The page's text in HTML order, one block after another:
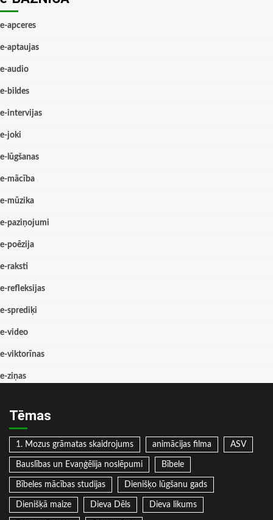
e-apceres
e-aptaujas
e-audio
e-bildes
e-intervijas
e-joki
e-lūgšanas
e-mācība
e-mūzika
e-paziņojumi
e-poēzija
e-raksti
e-refleksijas
e-sprediķi
e-video
e-viktorīnas
e-ziņas
Tēmas
1. Mozus grāmatas skaidrojums animācijas filma ASV
Bauslības un Evaņģēlija noslēpumi Bībele
Bībeles mācības studijas Dienišķo lūgšanu gads
Dienišķā maize Dieva Dēls Dieva likums